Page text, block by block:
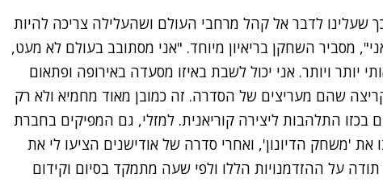
שעלינו לדבר אל קהל מרחבי העולם ושהעלילה צריכה להיות
מסביר השחקן בריאיון מיוחד. "אני מסתובב בעולם לא מעט,
יותר ויותר. אני יכול לשבת באיזו מסעדה באירופה ופתאום
שהם מעריצים של הסדרה. זה כמובן מאוד מחמיא ולא רק
בכזו התלהבות ליצירה קוריאנית. למזלי, גם המפיקים בחברת
'משחק הדיונון', ואחרי סדרה של אודישנים הציעו לי את
על ההזדמנויות הללו ולפי שעה מתמקד בסיום וקידום